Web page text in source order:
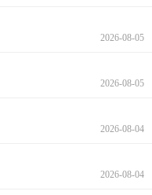
2026-08-05
2026-08-05
2026-08-04
2026-08-04